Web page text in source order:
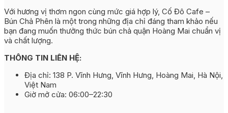
Với hương vị thơm ngon cùng mức giá hợp lý, Cố Đô Cafe –
Bún Chả Phên là một trong những địa chỉ đáng tham khảo nếu
bạn đang muốn thưởng thức bún chả quận Hoàng Mai chuẩn vị
và chất lượng.
THÔNG TIN LIÊN HỆ:
Địa chỉ: 138 P. Vĩnh Hưng, Vĩnh Hưng, Hoàng Mai, Hà Nội,
Việt Nam
Giờ mở cửa: 06:00–22:30